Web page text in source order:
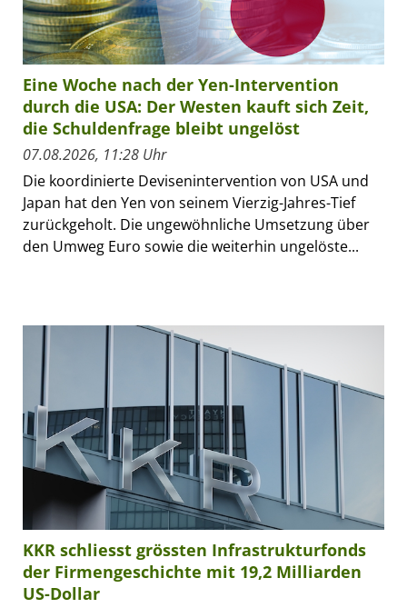
Eine Woche nach der Yen-Intervention
durch die USA: Der Westen kauft sich Zeit,
die Schuldenfrage bleibt ungelöst
07.08.2026, 11:28 Uhr
Die koordinierte Devisenintervention von USA und
Japan hat den Yen von seinem Vierzig-Jahres-Tief
zurückgeholt. Die ungewöhnliche Umsetzung über
den Umweg Euro sowie die weiterhin ungelöste...
KKR schliesst grössten Infrastrukturfonds
der Firmengeschichte mit 19,2 Milliarden
US-Dollar